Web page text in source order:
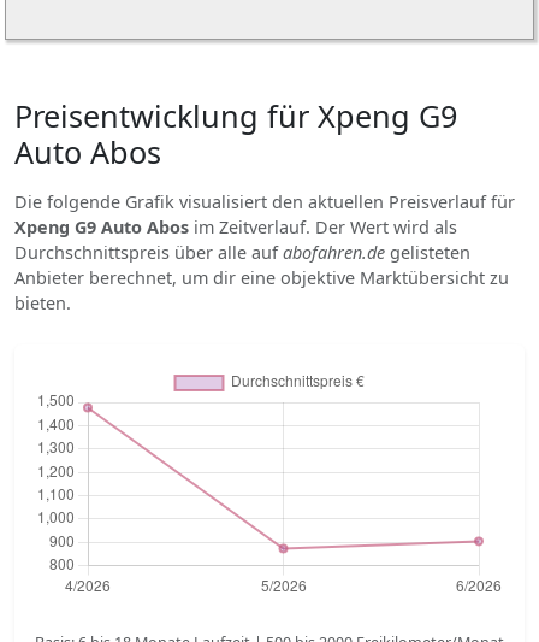
Preisentwicklung für Xpeng G9
Auto Abos
Die folgende Grafik visualisiert den aktuellen Preisverlauf für
Xpeng G9 Auto Abos im Zeitverlauf. Der Wert wird als
Durchschnittspreis über alle aufabofahren.de gelisteten
Anbieter berechnet, um dir eine objektive Marktübersicht zu
bieten.